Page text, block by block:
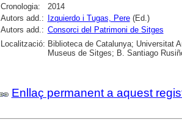
Cronologia:
2014
Autors add.:
Izquierdo i Tugas, Pere(Ed.)
Autors add.: Consorci del Patrimoni de Sitges
Localització: Biblioteca de Catalunya; Universitat
Museus de Sitges; B. Santiago
Enllaç permanent a aquest